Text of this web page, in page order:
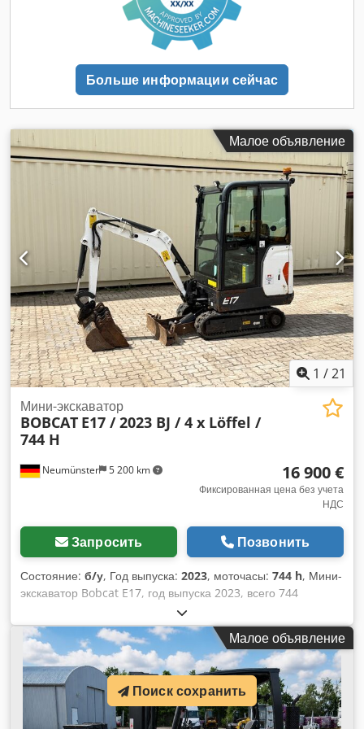
Техническое состояние: Новый Тип передних шин:
Суперэластик. Передние шины Состояние: Новое Тип
задних шин: Суперэластик. Задние шины Состояние: Новое
боковой переключатель, позиционер вилки, 3-й клапан, 4-й
клапан, задний рабочий фонарь, передний рабочий
фонарь, отопитель, полная кабина, полный свободный ход,
сертификат CE, внутреннее зеркало, наружное зеркало,
Передняя и задняя камера
Больше информации сейчас
Малое объявление
1 /21
Neumünster 5 200 km
Мини-экскаватор
BOBCAT E17 / 2023 BJ / 4 x Löffel /
744 H
16 900 €
Фиксированная цена без учета
НДС
Запросить Позвонить
Состояние: б/у, Год выпуска: 2023, моточасы: 744 h, Мини-
экскаватор Bobcat E17, год выпуска 2023, всего 744
моточаса, в комплекте 4 ковша! ---- * Производитель:
Bobcat * Модель: E17 * Год выпуска: 2023 * Наработка:
около 744 часов * В комплекте: 4 ковша * Система
быстрого сменного оборудования Dsdpfozp Ayvjx Afvock *
Закрытая кабина * Регулируемая ширина ходовой части *
Рабочий вес: 1711 кг * Дизельный двигатель Kubota *
Цена: 16 900 евро, без НДС + 19% НДС. ---- По всем
Малое объявление
Поиск сохранить